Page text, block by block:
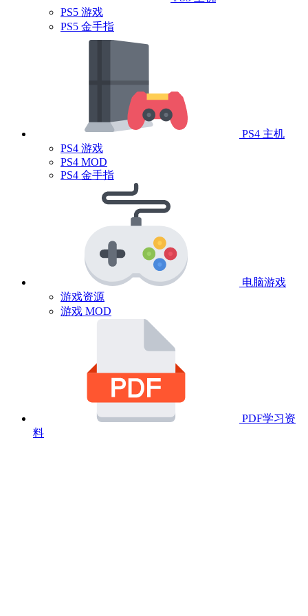
PS5 游戏
PS5 金手指
PS4 主机
PS4 游戏
PS4 MOD
PS4 金手指
电脑游戏
游戏资源
游戏 MOD
PDF学习资
料